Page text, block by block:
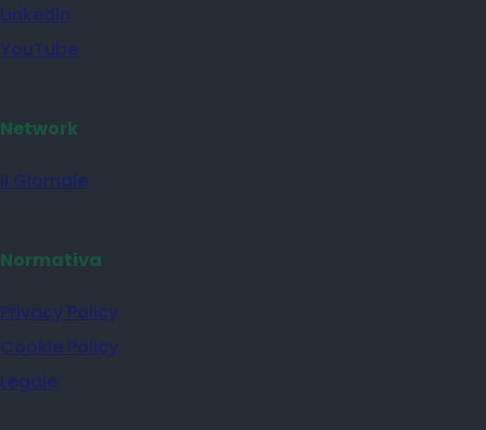
Linkedin
YouTube
Network
il Giornale
Normativa
Privacy Policy
Cookie Policy
Legale